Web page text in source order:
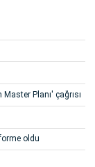
Planı' çağrısı
oldu